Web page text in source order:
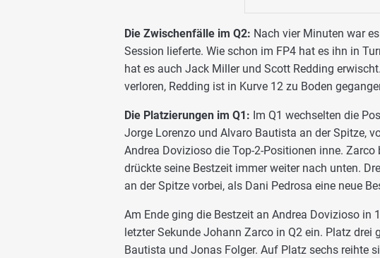
Die Zwischenfälle im Q2: Nach vier Minuten war
Session lieferte. Wie schon im FP4 hat es ihn in
hat es auch Jack Miller und Scott Redding
verloren, Redding ist in Kurve 12 zu Boden
Die Platzierungen im Q1: Im Q1 wechselten die
Jorge Lorenzo und Alvaro Bautista an der Spitze,
Andrea Dovizioso die Top-2-Positionen inne.
drückte seine Bestzeit immer weiter nach unten.
an der Spitze vorbei, als Dani Pedrosa eine neue
Am Ende ging die Bestzeit an Andrea Dovizioso
letzter Sekunde Johann Zarco in Q2 ein. Platz
Bautista und Jonas Folger. Auf Platz sechs reihte